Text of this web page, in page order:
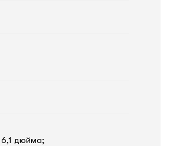
дюйма;